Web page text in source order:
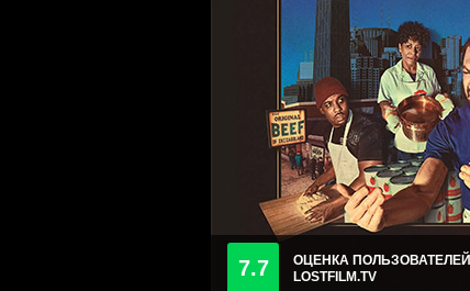
7.7
ОЦЕНКА ПОЛЬЗОВАТЕЛЕЙ
LOSTFILM.TV